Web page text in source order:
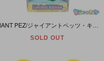
SOLD OUT